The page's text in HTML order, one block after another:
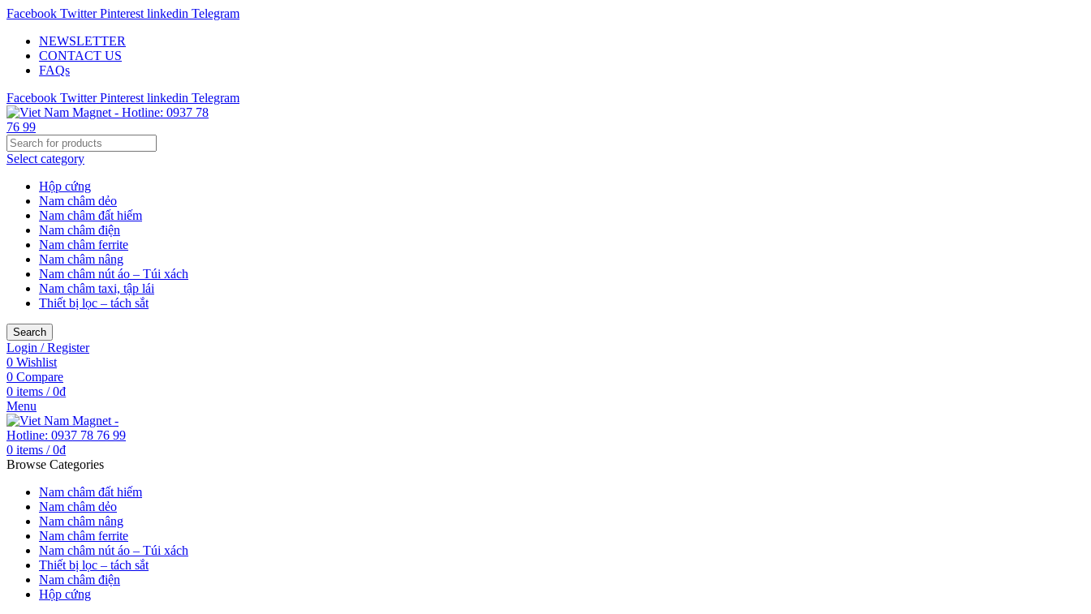
Facebook Twitter Pinterest linkedin Telegram
NEWSLETTER
CONTACT US
FAQs
Facebook Twitter Pinterest linkedin Telegram
Select category
Hộp cứng
Nam châm dẻo
Nam châm đất hiếm
Nam châm điện
Nam châm ferrite
Nam châm nâng
Nam châm nút áo – Túi xách
Nam châm taxi, tập lái
Thiết bị lọc – tách sắt
Search
Login / Register
0 Wishlist
0 Compare
0 items / 0₫
Menu
0 items / 0₫
Browse Categories
Nam châm đất hiếm
Nam châm dẻo
Nam châm nâng
Nam châm ferrite
Nam châm nút áo – Túi xách
Thiết bị lọc – tách sắt
Nam châm điện
Hộp cứng